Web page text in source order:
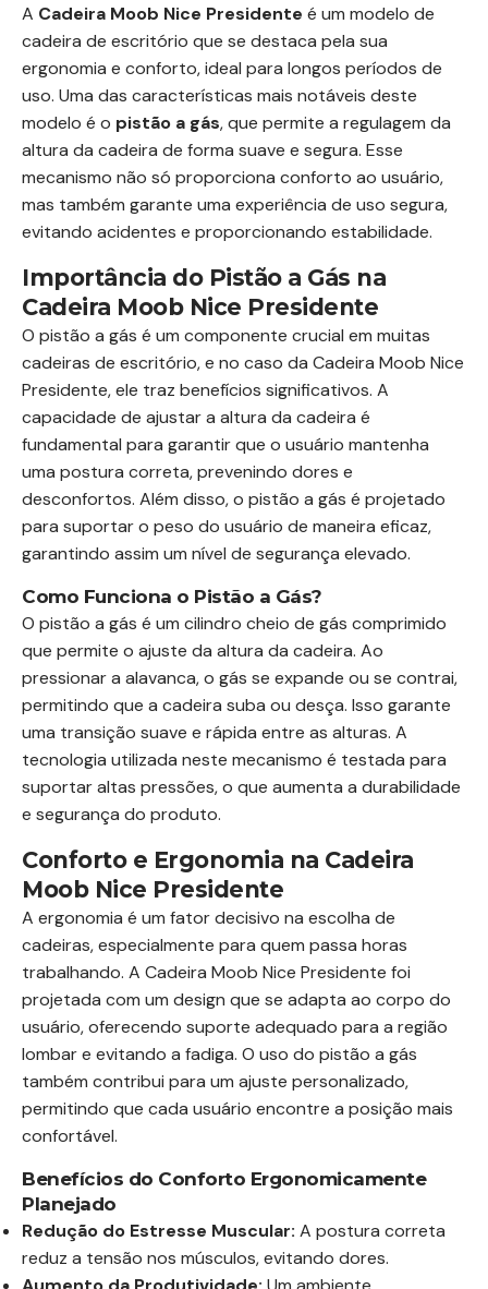
A Cadeira Moob Nice Presidente é um modelo de
cadeira de escritório que se destaca pela sua
ergonomia e conforto, ideal para longos períodos de
uso. Uma das características mais notáveis deste
modelo é o pistão a gás, que permite a regulagem da
altura da cadeira de forma suave e segura. Esse
mecanismo não só proporciona conforto ao usuário,
mas também garante uma experiência de uso segura,
evitando acidentes e proporcionando estabilidade.
Importância do Pistão a Gás na
Cadeira Moob Nice Presidente
O pistão a gás é um componente crucial em muitas
cadeiras de escritório, e no caso da Cadeira Moob Nice
Presidente, ele traz benefícios significativos. A
capacidade de ajustar a altura da cadeira é
fundamental para garantir que o usuário mantenha
uma postura correta, prevenindo dores e
desconfortos. Além disso, o pistão a gás é projetado
para suportar o peso do usuário de maneira eficaz,
garantindo assim um nível de segurança elevado.
Como Funciona o Pistão a Gás?
O pistão a gás é um cilindro cheio de gás comprimido
que permite o ajuste da altura da cadeira. Ao
pressionar a alavanca, o gás se expande ou se contrai,
permitindo que a cadeira suba ou desça. Isso garante
uma transição suave e rápida entre as alturas. A
tecnologia utilizada neste mecanismo é testada para
suportar altas pressões, o que aumenta a durabilidade
e segurança do produto.
Conforto e Ergonomia na Cadeira
Moob Nice Presidente
A ergonomia é um fator decisivo na escolha de
cadeiras, especialmente para quem passa horas
trabalhando. A Cadeira Moob Nice Presidente foi
projetada com um design que se adapta ao corpo do
usuário, oferecendo suporte adequado para a região
lombar e evitando a fadiga. O uso do pistão a gás
também contribui para um ajuste personalizado,
permitindo que cada usuário encontre a posição mais
confortável.
Benefícios do Conforto Ergonomicamente
Planejado
Redução do Estresse Muscular: A postura correta
reduz a tensão nos músculos, evitando dores.